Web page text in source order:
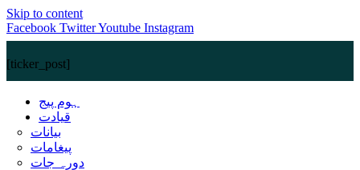
Skip to content
Facebook TwitterYoutube Instagram
[ticker_post]
ہوم پیج
قیادت
بیانات
پیغامات
دورہ جات